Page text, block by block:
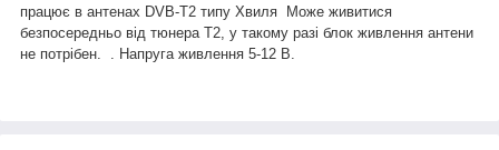
працює в антенах DVB-T2 типу Хвиля Може живитися
безпосередньо від тюнера Т2, у такому разі блок живлення антени
не потрібен. . Напруга живлення 5-12 В.